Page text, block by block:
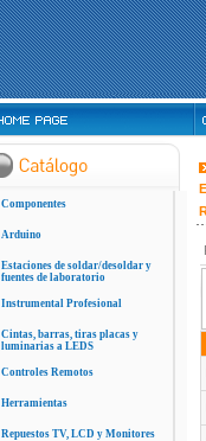
Componentes
Arduino
Estaciones de soldar/desoldar y
fuentes de laboratorio
Instrumental Profesional
Cintas, barras, tiras placas y
luminarias a LEDS
Controles Remotos
Herramientas
Repuestos TV, LCD y Monitores